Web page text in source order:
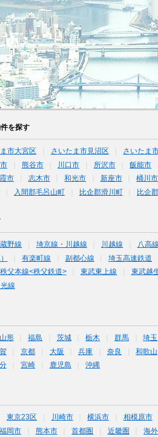
を探す
市大宮区 さいたま市見沼区 さいたま
熊谷市 川口市 所沢市 飯能市
市 志木市 和光市 新座市 桶川市
入間郡毛呂山町 比企郡滑川町 比企
野線 埼京線・川越線 川越線 八高線
有楽町線 副都心線 埼玉高速鉄道
秩父本線<秩父鉄道> 東武東上線 東武越
線
山形 福島 茨城 栃木 群馬 埼玉
京都 大阪 兵庫 奈良 和歌山
宮崎 鹿児島 沖縄
東京23区 川崎市 横浜市 相模原市
福岡市 熊本市 首都圏 近畿圏 海外